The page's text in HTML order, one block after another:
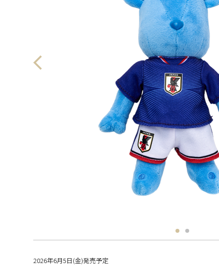
2026年6⽉5日(金)発売予定